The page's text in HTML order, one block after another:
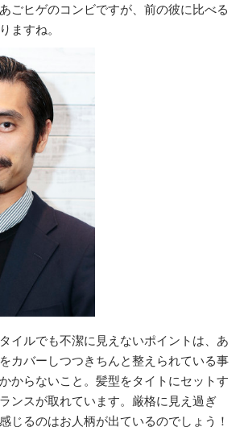
ごヒゲのコンビですが、前の彼に比べる
ますね。
イルでも不潔に見えないポイントは、あ
カバーしつつきちんと整えられている事
からないこと。髪型をタイトにセットす
ンスが取れています。厳格に見え過ぎ
じるのはお人柄が出ているのでしょう！